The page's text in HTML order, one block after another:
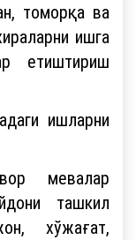
томорқа ва
ишга
етиштириш
ишларни
мевалар
ташкил
хўжағат,